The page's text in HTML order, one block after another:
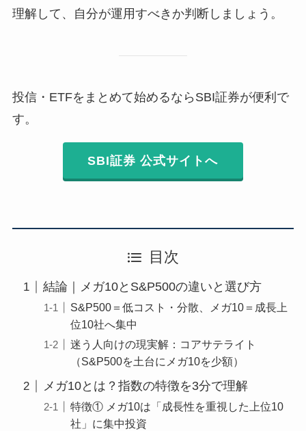
理解して、自分が運用すべきか判断しましょう。
投信・ETFをまとめて始めるならSBI証券が便利で
す。
SBI証券 公式サイトへ
目次
結論｜メガ10とS&P500の違いと選び方
S&P500＝低コスト・分散、メガ10＝成長上
位10社へ集中
迷う人向けの現実解：コアサテライト
（S&P500を土台にメガ10を少額）
メガ10とは？指数の特徴を3分で理解
特徴① メガ10は「成長性を重視した上位10
社」に集中投資